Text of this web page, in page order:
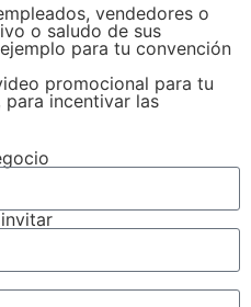
vendedores o
o saludo de sus
para tu convención
promocional para tu
incentivar las